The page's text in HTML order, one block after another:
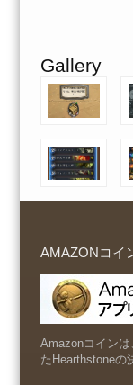
Gallery
AMAZONコイ
Amazonコイン
たHearthstoneの